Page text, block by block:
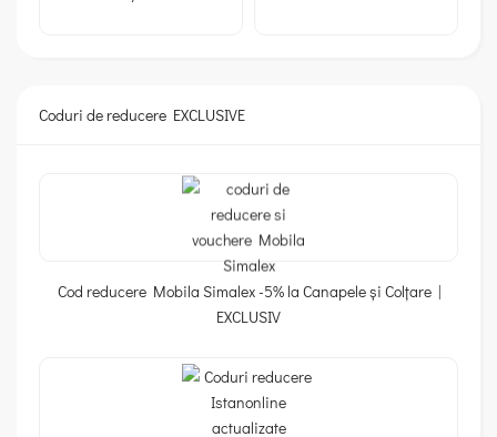
Coduri de reducere EXCLUSIVE
Cod reducere Mobila Simalex -5% la Canapele și Colțare |
EXCLUSIV